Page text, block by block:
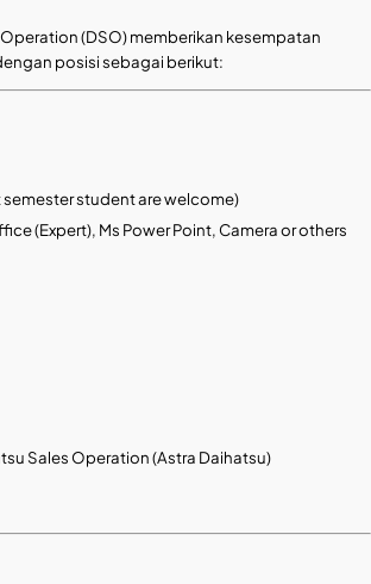
(DSO) memberikan kesempatan
posisi sebagai berikut:
student are welcome)
(Expert), Ms Power Point, Camera or others
Sales Operation (Astra Daihatsu)